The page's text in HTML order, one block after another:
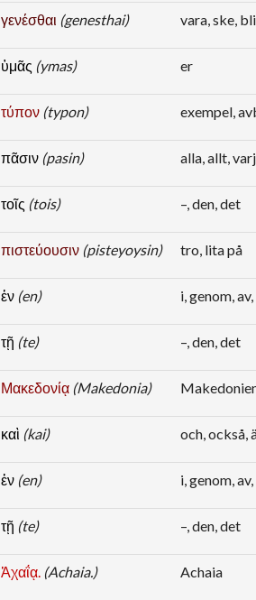
γενέσθαι (genesthai) vara, ske,
ὑμᾶς (ymas) er
τύπον (typon) exempel,
πᾶσιν (pasin) alla, allt,
τοῖς (tois) –, den, det
πιστεύουσιν (pisteyoysin) tro, lita på
ἐν (en) i, genom,
τῇ (te) –, den, det
Μακεδονίᾳ (Makedonia)
καὶ (kai) och, också,
ἐν (en) i, genom,
τῇ (te) –, den, det
Ἀχαΐᾳ. (Achaia.) Achaia